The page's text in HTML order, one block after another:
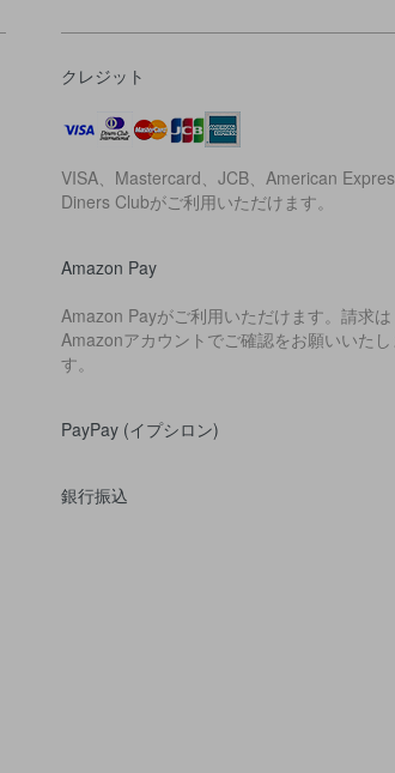
クレジット
VISA、Mastercard、JCB、American
Diners Clubがご利用いただけます。
Amazon Pay
Amazon Payがご利用いただけます。請求は
Amazonアカウントでご確認をお願いいたし
す。
PayPay (イプシロン)
銀行振込